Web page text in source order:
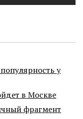
у
в Москве
фрагмент